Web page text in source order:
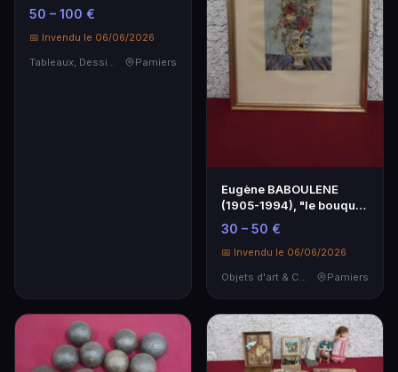
50 – 100 €
📅 Invendu le 06/06/2026
Tableaux, Dessins & Estampes
Pamiers
Eugène BABOULENE
(1905-1994), "le bouquet
varié", lithograph…
30 – 50 €
📅 Invendu le 06/06/2026
Objets d'art & Curiosités
Pamiers